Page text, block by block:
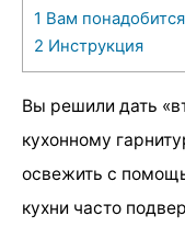
1 Вам понадобится
2 Инструкция
Вы решили дать
кухонному
освежить с
кухни часто